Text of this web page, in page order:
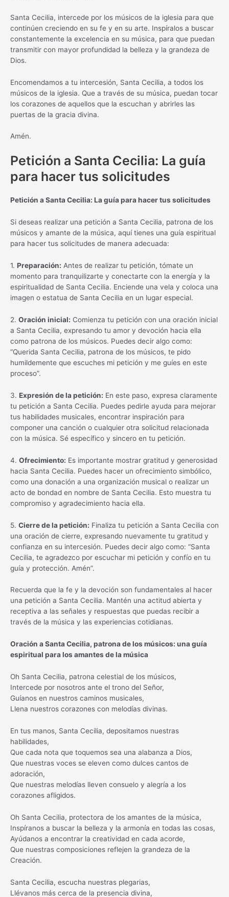
Santa Cecilia, intercede por los músicos de la iglesia para que
continúen creciendo en su fe y en su arte. Inspíralos a buscar
constantemente la excelencia en su música, para que puedan
transmitir con mayor profundidad la belleza y la grandeza de
Dios.
Encomendamos a tu intercesión, Santa Cecilia, a todos los
músicos de la iglesia. Que a través de su música, puedan tocar
los corazones de aquellos que la escuchan y abrirles las
puertas de la gracia divina.
Amén.
Petición a Santa Cecilia: La guía
para hacer tus solicitudes
Petición a Santa Cecilia: La guía para hacer tus solicitudes
Si deseas realizar una petición a Santa Cecilia, patrona de los
músicos y amante de la música, aquí tienes una guía espiritual
para hacer tus solicitudes de manera adecuada:
1. Preparación: Antes de realizar tu petición, tómate un
momento para tranquilizarte y conectarte con la energía y la
espiritualidad de Santa Cecilia. Enciende una vela y coloca una
imagen o estatua de Santa Cecilia en un lugar especial.
2. Oración inicial: Comienza tu petición con una oración inicial
a Santa Cecilia, expresando tu amor y devoción hacia ella
como patrona de los músicos. Puedes decir algo como:
“Querida Santa Cecilia, patrona de los músicos, te pido
humildemente que escuches mi petición y me guíes en este
proceso”.
3. Expresión de la petición: En este paso, expresa claramente
tu petición a Santa Cecilia. Puedes pedirle ayuda para mejorar
tus habilidades musicales, encontrar inspiración para
componer una canción o cualquier otra solicitud relacionada
con la música. Sé específico y sincero en tu petición.
4. Ofrecimiento: Es importante mostrar gratitud y generosidad
hacia Santa Cecilia. Puedes hacer un ofrecimiento simbólico,
como una donación a una organización musical o realizar un
acto de bondad en nombre de Santa Cecilia. Esto muestra tu
compromiso y agradecimiento hacia ella.
5. Cierre de la petición: Finaliza tu petición a Santa Cecilia con
una oración de cierre, expresando nuevamente tu gratitud y
confianza en su intercesión. Puedes decir algo como: “Santa
Cecilia, te agradezco por escuchar mi petición y confío en tu
guía y protección. Amén”.
Recuerda que la fe y la devoción son fundamentales al hacer
una petición a Santa Cecilia. Mantén una actitud abierta y
receptiva a las señales y respuestas que puedas recibir a
través de la música y las experiencias cotidianas.
Oración a Santa Cecilia, patrona de los músicos: una guía
espiritual para los amantes de la música
Oh Santa Cecilia, patrona celestial de los músicos,
Intercede por nosotros ante el trono del Señor,
Guíanos en nuestros caminos musicales,
Llena nuestros corazones con melodías divinas.
En tus manos, Santa Cecilia, depositamos nuestras
habilidades,
Que cada nota que toquemos sea una alabanza a Dios,
Que nuestras voces se eleven como dulces cantos de
adoración,
Que nuestras melodías lleven consuelo y alegría a los
corazones afligidos.
Oh Santa Cecilia, protectora de los amantes de la música,
Inspíranos a buscar la belleza y la armonía en todas las cosas,
Ayúdanos a encontrar la creatividad en cada acorde,
Que nuestras composiciones reflejen la grandeza de la
Creación.
Santa Cecilia, escucha nuestras plegarias,
Llévanos más cerca de la presencia divina,